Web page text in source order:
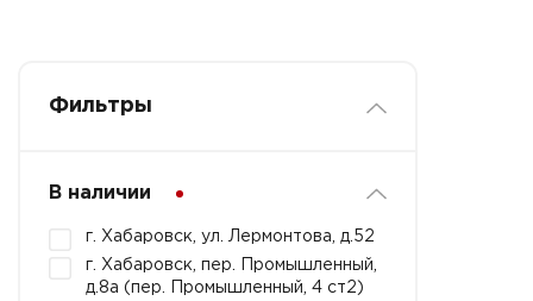
Фильтры
В наличии
г. Хабаровск, ул. Лермонтова, д.52
г. Хабаровск, пер. Промышленный,
д.8а (пер. Промышленный, 4 ст2)